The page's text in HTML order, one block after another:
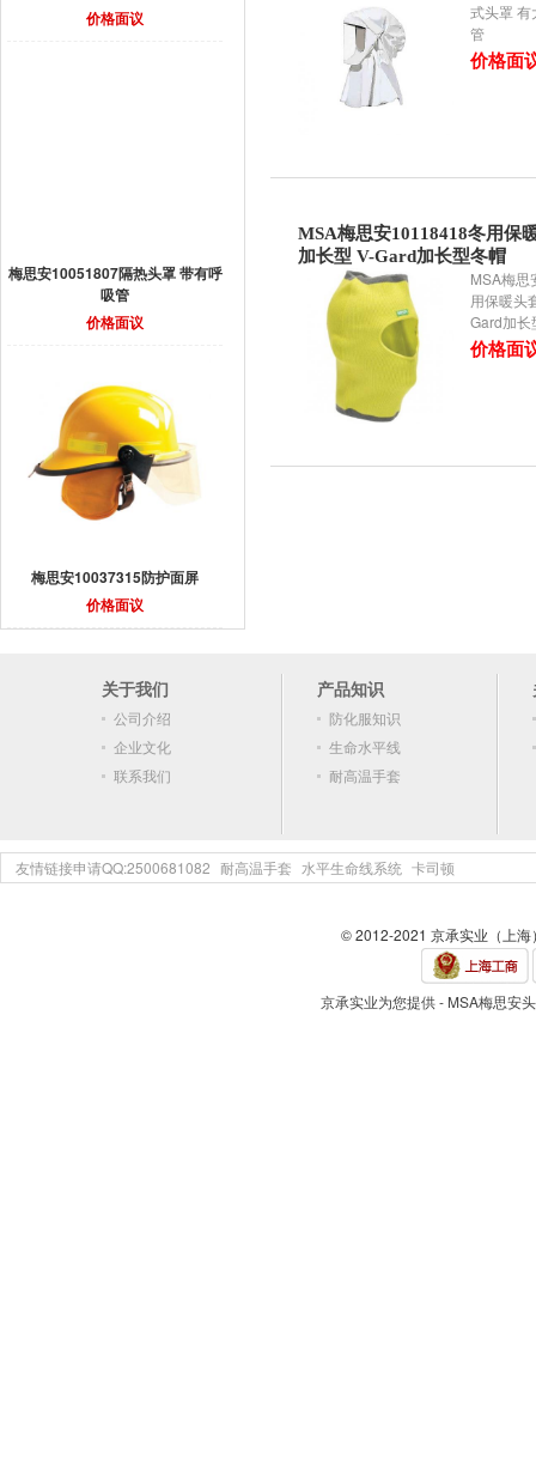
价格面议
梅思安10051807隔热头罩 带有呼
吸管
价格面议
梅思安10037315防护面屏
价格面议
式头罩 有
管
价格面
MSA梅思安10118418冬用保
加长型 V-Gard加长型冬帽
MSA梅
用保暖头
Gard加长
价格面
关于我们
公司介绍
企业文化
联系我们
产品知识
防化服知识
生命水平线
耐高温手套
友情链接申请QQ:2500681082 耐高温手套 水平生命线系统 卡司顿
© 2012-2021 京承实业（上
京承实业为您提供 - MSA梅思安